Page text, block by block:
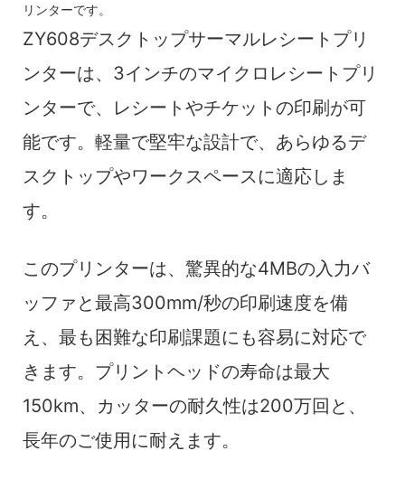
リンターです。
ZY608デスクトップサーマルレシートプリ
ンターは、3インチのマイクロレシートプリ
ンターで、レシートやチケットの印刷が可
能です。軽量で堅牢な設計で、あらゆるデ
スクトップやワークスペースに適応しま
す。
このプリンターは、驚異的な4MBの入力バ
ッファと最高300mm/秒の印刷速度を備
え、最も困難な印刷課題にも容易に対応で
きます。プリントヘッドの寿命は最大
150km、カッターの耐久性は200万回と、
長年のご使用に耐えます。